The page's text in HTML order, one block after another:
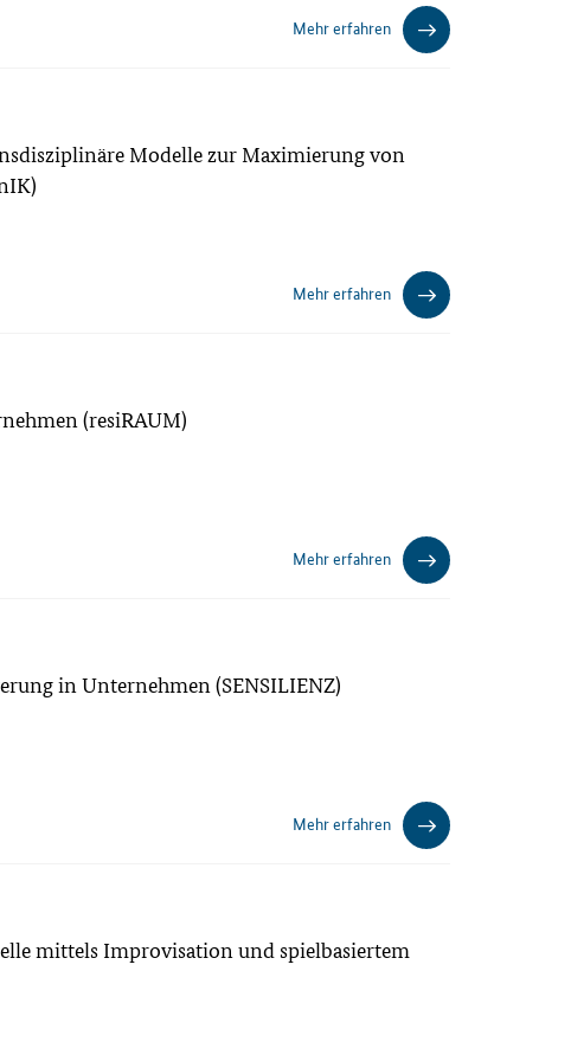
Mehr erfahren
Modelle zur Maximierung von
Mehr erfahren
(resiRAUM)
Mehr erfahren
in Unternehmen (SENSILIENZ)
Mehr erfahren
mittels Improvisation und spielbasiertem